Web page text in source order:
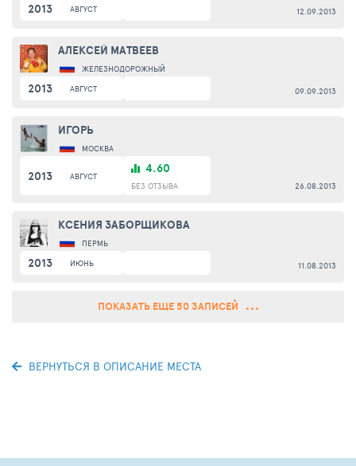
2013 АВГУСТ 12.09.2013
АЛЕКСЕЙ МАТВЕЕВ
ЖЕЛЕЗНОДОРОЖНЫЙ
2013 АВГУСТ 09.09.2013
ИГОРЬ
МОСКВА
2013 АВГУСТ 4.60
БЕЗ ОТЗЫВА 26.08.2013
КСЕНИЯ ЗАБОРЩИКОВА
ПЕРМЬ
2013 ИЮНЬ 11.08.2013
ПОКАЗАТЬ ЕЩЕ 50 ЗАПИСЕЙ
ВЕРНУТЬСЯ В ОПИСАНИЕ МЕСТА